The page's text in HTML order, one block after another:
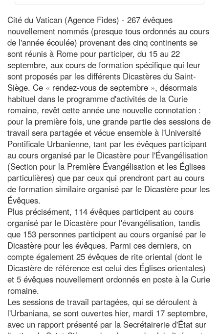
Cité du Vatican (Agence Fides) - 267 évêques
nouvellement nommés (presque tous ordonnés au cours
de l'année écoulée) provenant des cinq continents se
sont réunis à Rome pour participer, du 15 au 22
septembre, aux cours de formation spécifique qui leur
sont proposés par les différents Dicastères du Saint-
Siège. Ce « rendez-vous de septembre », désormais
habituel dans le programme d'activités de la Curie
romaine, revêt cette année une nouvelle connotation :
pour la première fois, une grande partie des sessions de
travail sera partagée et vécue ensemble à l'Université
Pontificale Urbanienne, tant par les évêques participant
au cours organisé par le Dicastère pour l'Évangélisation
(Section pour la Première Évangélisation et les Églises
particulières) que par ceux qui prendront part au cours
de formation similaire organisé par le Dicastère pour les
Évêques.
Plus précisément, 114 évêques participent au cours
organisé par le Dicastère pour l'évangélisation, tandis
que 153 personnes participent au cours organisé par le
Dicastère pour les évêques. Parmi ces derniers, on
compte également 25 évêques de rite oriental (dont le
Dicastère de référence est celui des Églises orientales)
et 5 évêques nouvellement ordonnés en poste à la Curie
romaine.
Les sessions de travail partagées, qui se déroulent à
l'Urbaniana, se sont ouvertes hier, mardi 17 septembre,
avec un rapport présenté par la Secrétairerie d'État sur